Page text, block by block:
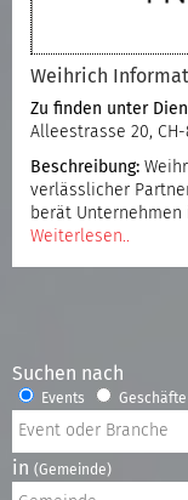
Weihrich
Zu finden unter
Alleestrasse 20,
Beschreibung:
verlässlicher
berät
Weiterlesen..
Suchen nach
Events Geschäfte
in (Gemeinde)